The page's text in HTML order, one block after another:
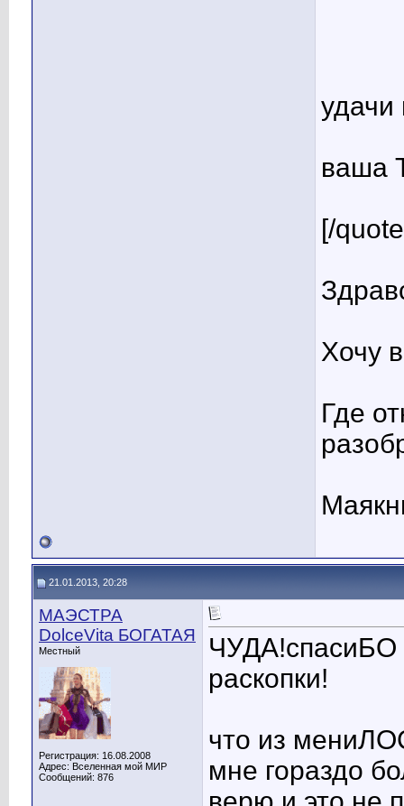
удачи
ваша
[/
Хочу
Где
21.01.2013, 20:28
МАЭСТРА
DolceVita БОГАТАЯ
Местный
Регистрация: 16.08.2008
Адрес: Вселенная мой МИР
Сообщений: 876
ЧУДА!спасиБО
раскопки!
что из
мне гораздо